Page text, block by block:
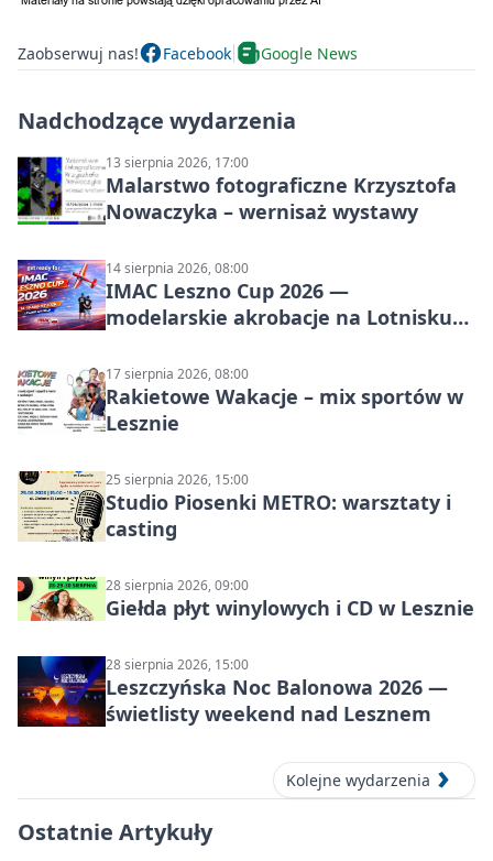
Zaobserwuj nas! Facebook Google News
Nadchodzące wydarzenia
13 sierpnia 2026, 17:00
Malarstwo fotograficzne Krzysztofa
Nowaczyka – wernisaż wystawy
14 sierpnia 2026, 08:00
IMAC Leszno Cup 2026 —
modelarskie akrobacje na Lotnisku
17 sierpnia 2026, 08:00
Rakietowe Wakacje – mix sportów w
Lesznie
25 sierpnia 2026, 15:00
Studio Piosenki METRO: warsztaty i
casting
28 sierpnia 2026, 09:00
Giełda płyt winylowych i CD w Lesznie
28 sierpnia 2026, 15:00
Leszczyńska Noc Balonowa 2026 —
świetlisty weekend nad Lesznem
Kolejne wydarzenia
Ostatnie Artykuły